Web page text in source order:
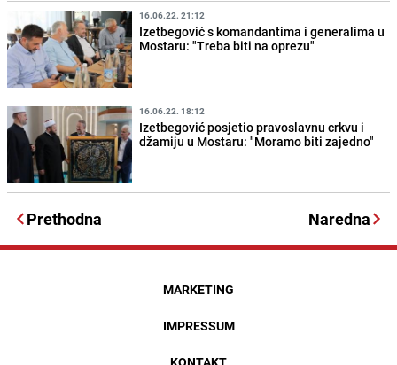
16.06.22. 21:12
Izetbegović s komandantima i generalima u
Mostaru: "Treba biti na oprezu"
16.06.22. 18:12
Izetbegović posjetio pravoslavnu crkvu i
džamiju u Mostaru: "Moramo biti zajedno"
Prethodna Naredna
MARKETING
IMPRESSUM